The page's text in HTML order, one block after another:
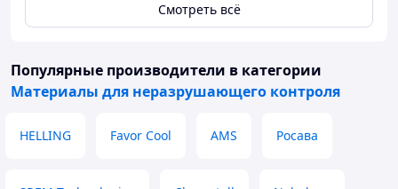
Смотреть всё
Популярные производители в категории
Материалы для неразрушающего контроля
HELLING Favor Cool AMS Росава